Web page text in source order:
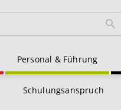
Personal & Führung
Schulungsanspruch